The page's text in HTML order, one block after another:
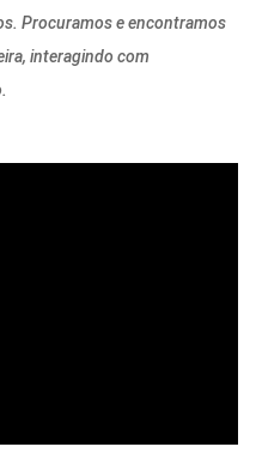
Procuramos e encontramos
interagindo com